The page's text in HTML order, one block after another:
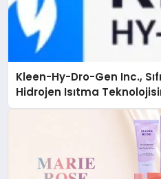
Kleen-Hy-Dro-Gen Inc.,
Hidrojen Isıtma
Düzenleyici Onaylarını Aldı